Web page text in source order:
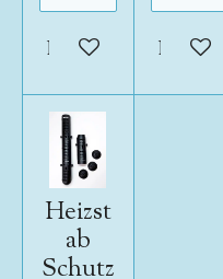
In den Warenkorb
In den
Heizst
ab
Schutz